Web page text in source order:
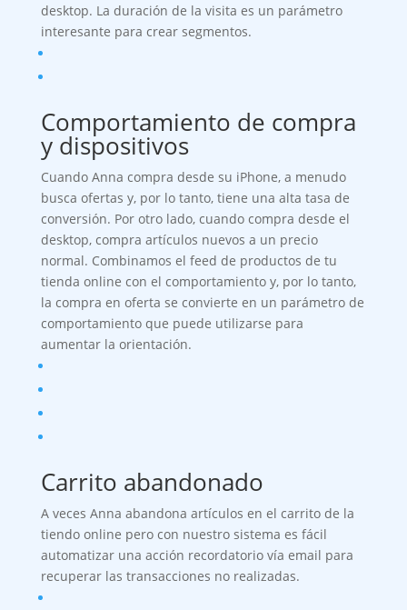
desktop. La duración de la visita es un parámetro
interesante para crear segmentos.
Comportamiento de compra
y dispositivos
Cuando Anna compra desde su iPhone, a menudo
busca ofertas y, por lo tanto, tiene una alta tasa de
conversión. Por otro lado, cuando compra desde el
desktop, compra artículos nuevos a un precio
normal. Combinamos el feed de productos de tu
tienda online con el comportamiento y, por lo tanto,
la compra en oferta se convierte en un parámetro de
comportamiento que puede utilizarse para
aumentar la orientación.
Carrito abandonado
A veces Anna abandona artículos en el carrito de la
tiendo online pero con nuestro sistema es fácil
automatizar una acción recordatorio vía email para
recuperar las transacciones no realizadas.